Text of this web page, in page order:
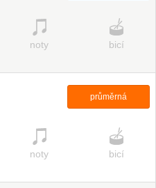
noty bicí
průměrná
noty bicí